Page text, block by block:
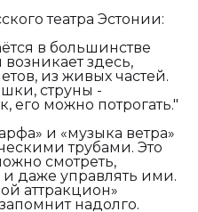
театра Эстонии:
в большинстве
здесь,
из живых частей.
струны -
его можно потрогать."
и «музыка ветра»
трубами. Это
смотреть,
даже управлять ими.
аттракцион»
надолго.